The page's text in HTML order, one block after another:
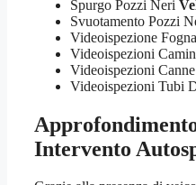
Spurgo Pozzi Neri
Svuotamento Pozzi
Videoispezione
Videoispezioni
Videoispezioni
Videoispezioni Tubi
Intervento